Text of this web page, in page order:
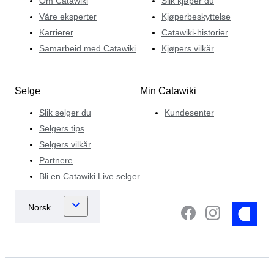
Våre eksperter
Karrierer
Samarbeid med Catawiki
Kjøperbeskyttelse
Catawiki-historier
Kjøpers vilkår
Selge
Slik selger du
Selgers tips
Selgers vilkår
Partnere
Bli en Catawiki Live selger
Min Catawiki
Kundesenter